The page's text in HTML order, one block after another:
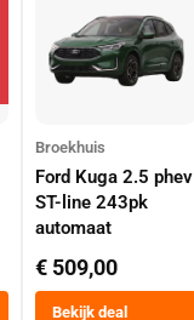
Broekhuis
Ford Kuga 2.5 phev
ST-line 243pk
automaat
€ 509,00
Bekijk deal